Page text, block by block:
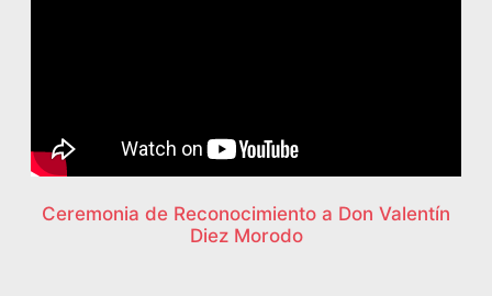
Ceremonia de Reconocimiento a Don Valentín
Diez Morodo